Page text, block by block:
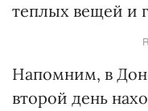
теплых вещей и
Напомним, в
второй день